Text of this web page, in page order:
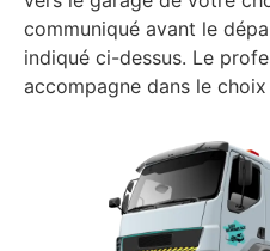
communiqué avant le
indiqué ci-dessus. Le
accompagne dans le